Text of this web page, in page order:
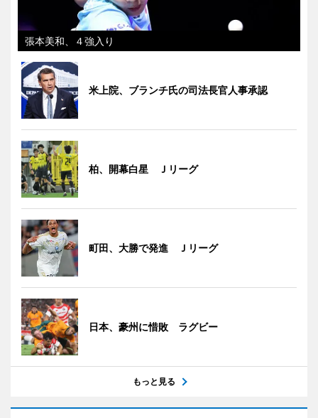
張本美和、４強入り
米上院、ブランチ氏の司法長官人事承認
柏、開幕白星 Ｊリーグ
町田、大勝で発進 Ｊリーグ
日本、豪州に惜敗 ラグビー
もっと見る